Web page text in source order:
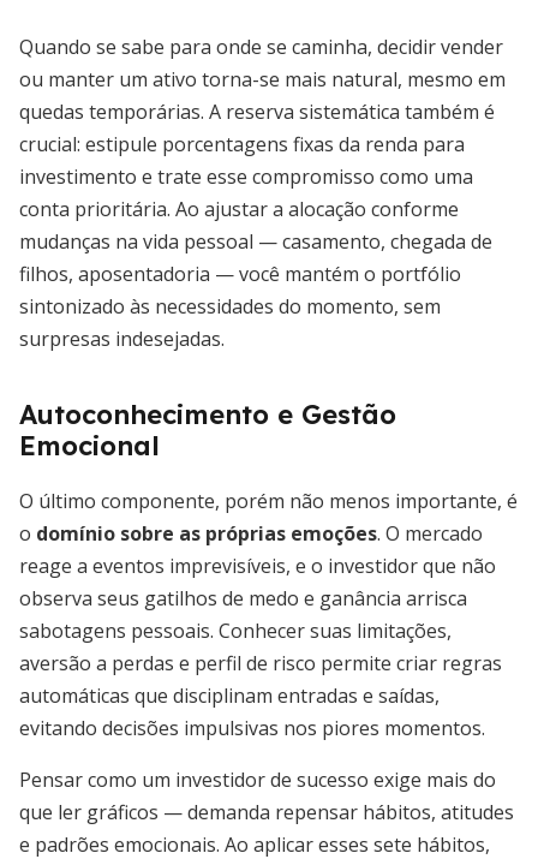
Quando se sabe para onde se caminha, decidir vender
ou manter um ativo torna-se mais natural, mesmo em
quedas temporárias. A reserva sistemática também é
crucial: estipule porcentagens fixas da renda para
investimento e trate esse compromisso como uma
conta prioritária. Ao ajustar a alocação conforme
mudanças na vida pessoal — casamento, chegada de
filhos, aposentadoria — você mantém o portfólio
sintonizado às necessidades do momento, sem
surpresas indesejadas.
Autoconhecimento e Gestão
Emocional
O último componente, porém não menos importante, é
o domínio sobre as próprias emoções. O mercado
reage a eventos imprevisíveis, e o investidor que não
observa seus gatilhos de medo e ganância arrisca
sabotagens pessoais. Conhecer suas limitações,
aversão a perdas e perfil de risco permite criar regras
automáticas que disciplinam entradas e saídas,
evitando decisões impulsivas nos piores momentos.
Pensar como um investidor de sucesso exige mais do
que ler gráficos — demanda repensar hábitos, atitudes
e padrões emocionais. Ao aplicar esses sete hábitos,